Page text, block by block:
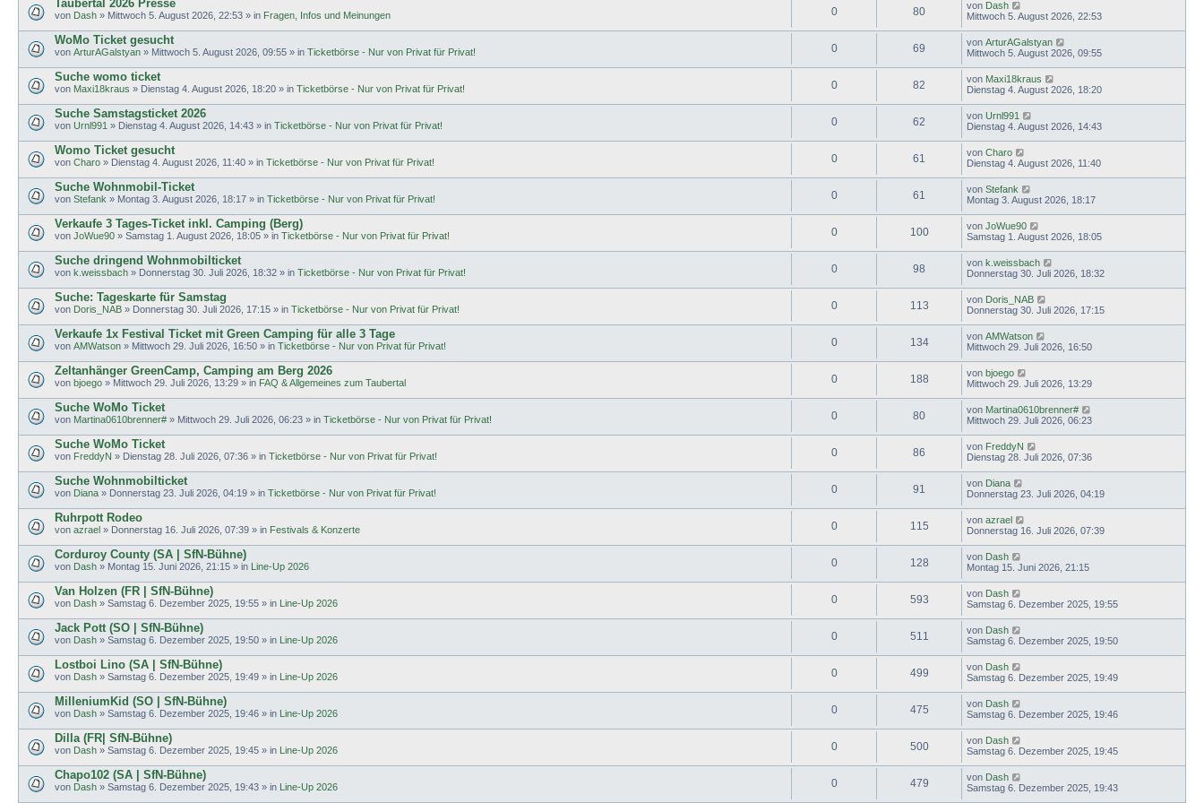
Taubertal 2026 Presse
von Dash » Mittwoch 5. August 2026, 22:53 » in Fragen, Infos und Meinungen 0 80 von Dash
Mittwoch 5. August 2026, 22:53
WoMo Ticket gesucht
von ArturAGalstyan » Mittwoch 5. August 2026, 09:55 » in Ticketbörse - Nur von Privat für Privat! 0 69 von ArturAGalstyan
Mittwoch 5. August 2026, 09:55
Suche womo ticket
von Maxi18kraus » Dienstag 4. August 2026, 18:20 » in Ticketbörse - Nur von Privat für Privat! 0 82 von Maxi18kraus
Dienstag 4. August 2026, 18:20
Suche Samstagsticket 2026
von Urnl991 » Dienstag 4. August 2026, 14:43 » in Ticketbörse - Nur von Privat für Privat! 0 62 von Urnl991
Dienstag 4. August 2026, 14:43
Womo Ticket gesucht
von Charo » Dienstag 4. August 2026, 11:40 » in Ticketbörse - Nur von Privat für Privat! 0 61 von Charo
Dienstag 4. August 2026, 11:40
Suche Wohnmobil-Ticket
von Stefank » Montag 3. August 2026, 18:17 » in Ticketbörse - Nur von Privat für Privat! 0 61 von Stefank
Montag 3. August 2026, 18:17
Verkaufe 3 Tages-Ticket inkl. Camping (Berg)
von JoWue90 » Samstag 1. August 2026, 18:05 » in Ticketbörse - Nur von Privat für Privat! 0 100 von JoWue90
Samstag 1. August 2026, 18:05
Suche dringend Wohnmobilticket
von k.weissbach » Donnerstag 30. Juli 2026, 18:32 » in Ticketbörse - Nur von Privat für Privat! 0 98 von k.weissbach
Donnerstag 30. Juli 2026, 18:32
Suche: Tageskarte für Samstag
von Doris_NAB » Donnerstag 30. Juli 2026, 17:15 » in Ticketbörse - Nur von Privat für Privat! 0 113 von Doris_NAB
Donnerstag 30. Juli 2026, 17:15
Verkaufe 1x Festival Ticket mit Green Camping für alle 3 Tage
von AMWatson » Mittwoch 29. Juli 2026, 16:50 » in Ticketbörse - Nur von Privat für Privat! 0 134 von AMWatson
Mittwoch 29. Juli 2026, 16:50
Zeltanhänger GreenCamp, Camping am Berg 2026
von bjoego » Mittwoch 29. Juli 2026, 13:29 » in FAQ & Allgemeines zum Taubertal 0 188 von bjoego
Mittwoch 29. Juli 2026, 13:29
Suche WoMo Ticket
von Martina0610brenner# » Mittwoch 29. Juli 2026, 06:23 » in Ticketbörse - Nur von Privat für Privat! 0 80 von Martina0610brenner#
Mittwoch 29. Juli 2026, 06:23
Suche WoMo Ticket
von FreddyN » Dienstag 28. Juli 2026, 07:36 » in Ticketbörse - Nur von Privat für Privat! 0 86 von FreddyN
Dienstag 28. Juli 2026, 07:36
Suche Wohnmobilticket
von Diana » Donnerstag 23. Juli 2026, 04:19 » in Ticketbörse - Nur von Privat für Privat! 0 91 von Diana
Donnerstag 23. Juli 2026, 04:19
Ruhrpott Rodeo
von azrael » Donnerstag 16. Juli 2026, 07:39 » in Festivals & Konzerte 0 115 von azrael
Donnerstag 16. Juli 2026, 07:39
Corduroy County (SA | SfN-Bühne)
von Dash » Montag 15. Juni 2026, 21:15 » in Line-Up 2026 0 128 von Dash
Montag 15. Juni 2026, 21:15
Van Holzen (FR | SfN-Bühne)
von Dash » Samstag 6. Dezember 2025, 19:55 » in Line-Up 2026 0 593 von Dash
Samstag 6. Dezember 2025, 19:55
Jack Pott (SO | SfN-Bühne)
von Dash » Samstag 6. Dezember 2025, 19:50 » in Line-Up 2026 0 511 von Dash
Samstag 6. Dezember 2025, 19:50
Lostboi Lino (SA | SfN-Bühne)
von Dash » Samstag 6. Dezember 2025, 19:49 » in Line-Up 2026 0 499 von Dash
Samstag 6. Dezember 2025, 19:49
MilleniumKid (SO | SfN-Bühne)
von Dash » Samstag 6. Dezember 2025, 19:46 » in Line-Up 2026 0 475 von Dash
Samstag 6. Dezember 2025, 19:46
Dilla (FR| SfN-Bühne)
von Dash » Samstag 6. Dezember 2025, 19:45 » in Line-Up 2026 0 500 von Dash
Samstag 6. Dezember 2025, 19:45
Chapo102 (SA | SfN-Bühne)
von Dash » Samstag 6. Dezember 2025, 19:43 » in Line-Up 2026 0 479 von Dash
Samstag 6. Dezember 2025, 19:43